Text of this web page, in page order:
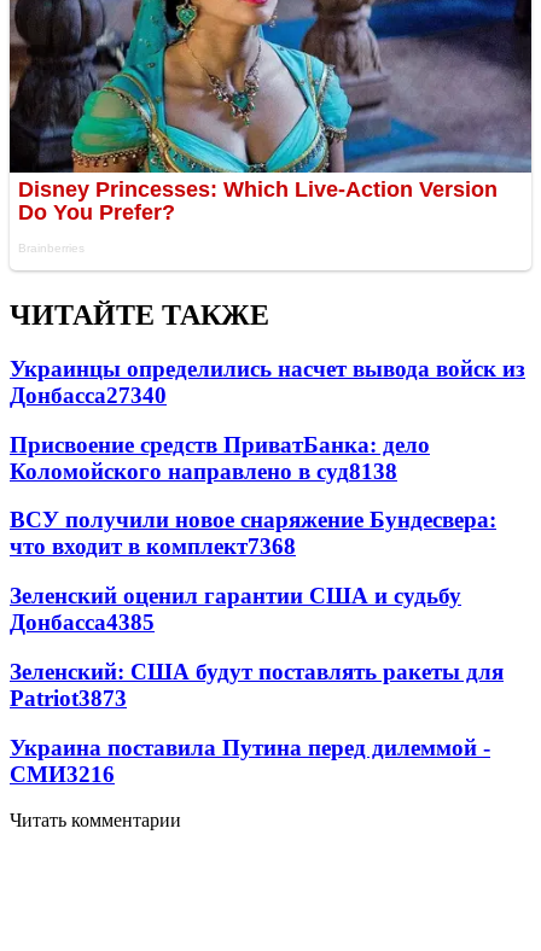
ЧИТАЙТЕ ТАКЖЕ
Украинцы определились насчет вывода войск из
Донбасса27340
Присвоение средств ПриватБанка: дело
Коломойского направлено в суд8138
ВСУ получили новое снаряжение Бундесвера:
что входит в комплект7368
Зеленский оценил гарантии США и судьбу
Донбасса4385
Зеленский: США будут поставлять ракеты для
Patriot3873
Украина поставила Путина перед дилеммой -
СМИ3216
Читать комментарии